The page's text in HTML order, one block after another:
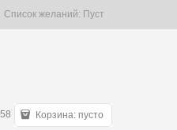
Список желаний: Пуст
Корзина: пусто